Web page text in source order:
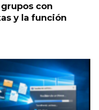
con
y la función